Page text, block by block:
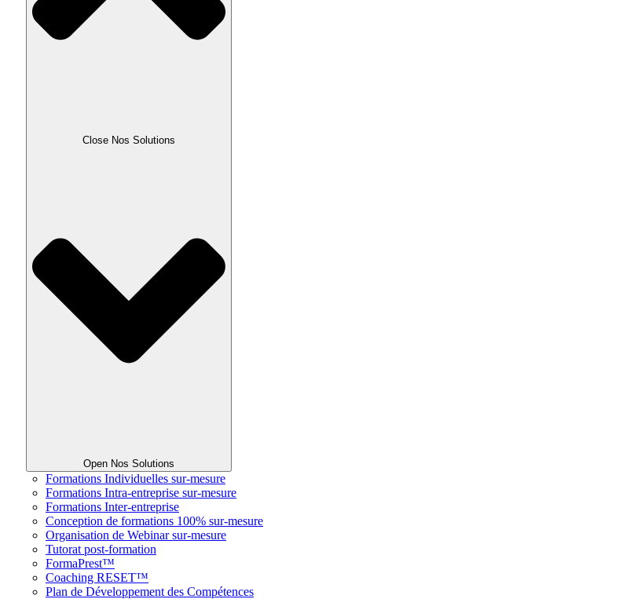
Close Nos Solutions
Open Nos Solutions
Formations Individuelles sur-mesure
Formations Intra-entreprise sur-mesure
Formations Inter-entreprise
Conception de formations 100% sur-mesure
Organisation de Webinar sur-mesure
Tutorat post-formation
FormaPrest™
Coaching RESET™
Plan de Développement des Compétences